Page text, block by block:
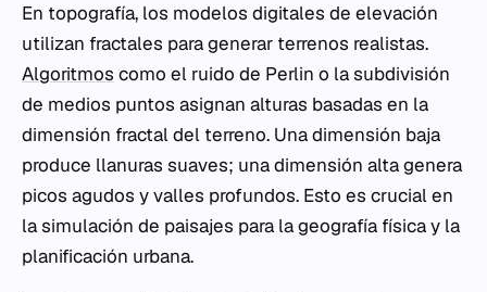
En topografía, los modelos digitales de elevación
utilizan fractales para generar terrenos realistas.
Algoritmos como el ruido de Perlin o la subdivisión
de medios puntos asignan alturas basadas en la
dimensión fractal del terreno. Una dimensión baja
produce llanuras suaves; una dimensión alta genera
picos agudos y valles profundos. Esto es crucial en
la simulación de paisajes para la geografía física y la
planificación urbana.